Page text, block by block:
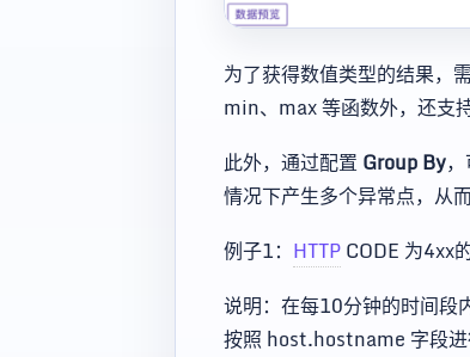
为了获得数值类型的结果，
min、max 等函数外，还支
此外，通过配置Group By
情况下产生多个异常点，从
例子1： HTTPCODE 为4xx
说明：在每10分钟的时间段
按照 host.hostname 字段